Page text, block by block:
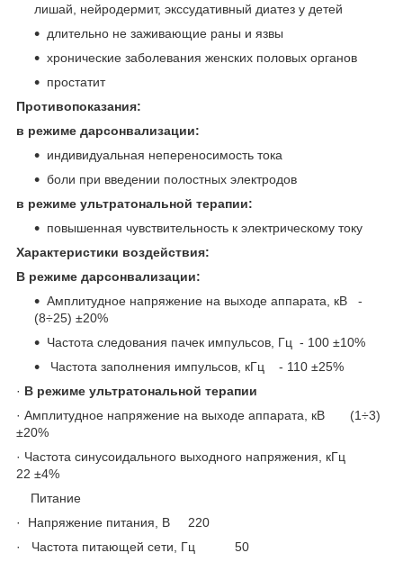
лишай, нейродермит, экссудативный диатез у детей
длительно не заживающие раны и язвы
хронические заболевания женских половых органов
простатит
Противопоказания:
в режиме дарсонвализации:
индивидуальная непереносимость тока
боли при введении полостных электродов
в режиме ультратональной терапии:
повышенная чувствительность к электрическому току
Характеристики воздействия:
В режиме дарсонвализации:
Амплитудное напряжение на выходе аппарата, кВ -
(8÷25) ±20%
Частота следования пачек импульсов, Гц - 100 ±10%
Частота заполнения импульсов, кГц - 110 ±25%
· В режиме ультратональной терапии
· Амплитудное напряжение на выходе аппарата, кВ (1÷3)
±20%
· Частота синусоидального выходного напряжения, кГц
22 ±4%
Питание
· Напряжение питания, В 220
· Частота питающей сети, Гц 50